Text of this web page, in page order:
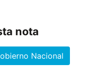
nota
Nacional